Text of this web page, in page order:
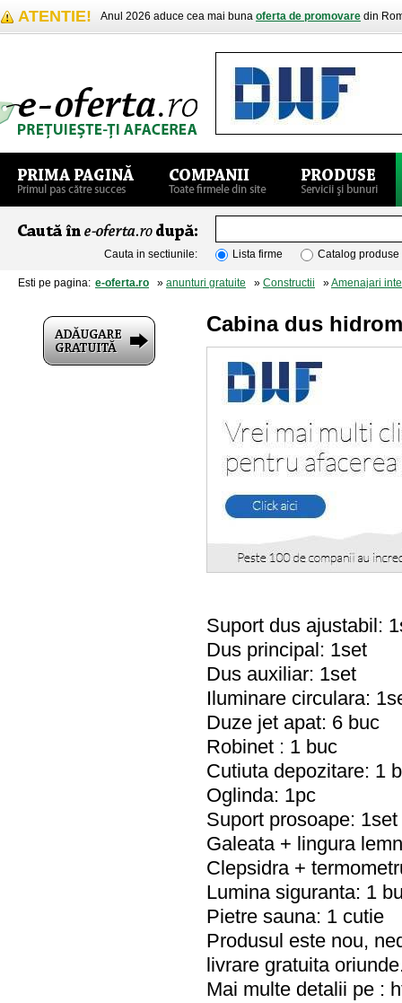
ATENTIE! Anul 2026 aduce cea mai buna oferta de promovare din
Cauta in sectiunile: Lista firme Catalog produse
Esti pe pagina: e-oferta.ro » anunturi gratuite » Constructii »Amenajari
Cabina dus
Suport dus ajustabil:
Dus principal: 1set
Dus auxiliar: 1set
Iluminare circulara:
Duze jet apat: 6 buc
Robinet : 1 buc
Cutiuta depozitare: 1
Oglinda: 1pc
Suport prosoape: 1set
Galeata + lingura
Clepsidra +
Lumina siguranta: 1
Pietre sauna: 1 cutie
Produsul este nou,
livrare gratuita
Mai multe detalii pe :